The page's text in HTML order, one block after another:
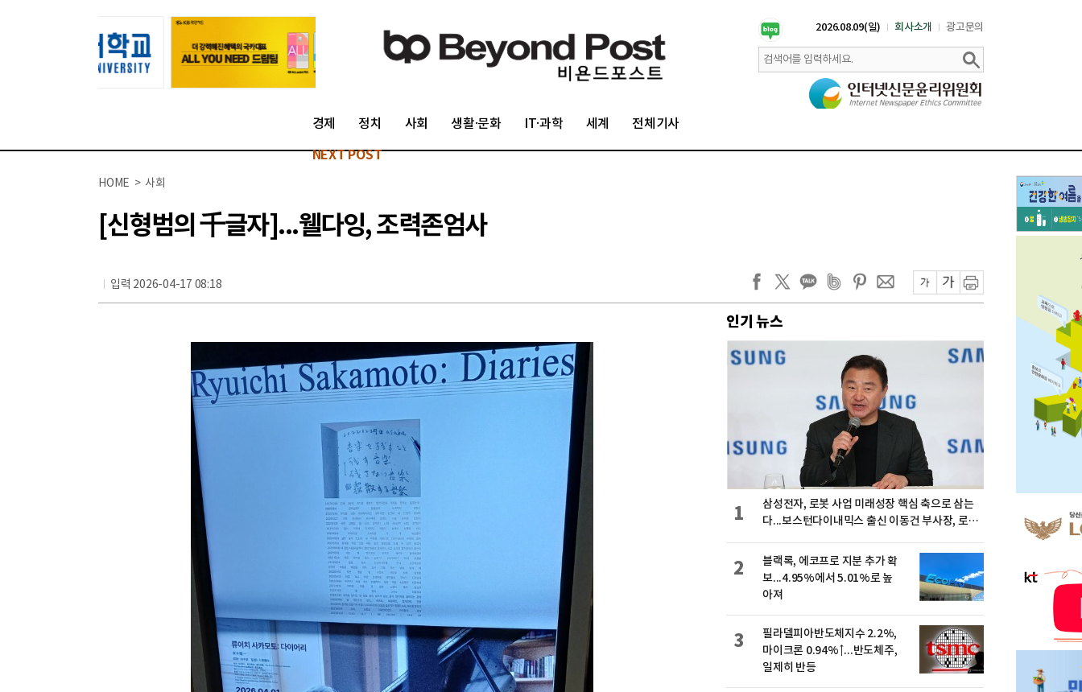
2026.08.09(일) 회사소개 광고문의
경제 정치 사회 생활·문화 IT·과학 세계 전체기사
NEXT POST
HOME > 사회
[신형범의 千글자]...웰다잉, 조력존엄사
입력 2026-04-17 08:18
인기 뉴스
삼성전자, 로봇 사업 미래성장 핵심 축으로 삼는
다...보스턴다이내믹스 출신 이동건 부사장, 로보
1
블랙록, 에코프로 지분 추가 확
보...4.95%에서 5.01%로 높
아져
2
필라델피아반도체지수 2.2%,
마이크론 0.94%↑...반도체주,
일제히 반등
3